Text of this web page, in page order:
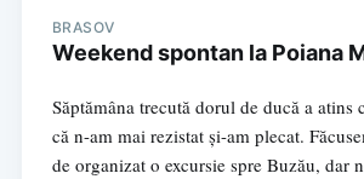
BRASOV
Weekend spontan la Poiana
Săptămâna trecută dorul de ducă a atins
că n-am mai rezistat și-am plecat.
de organizat o excursie spre Buzău, dar